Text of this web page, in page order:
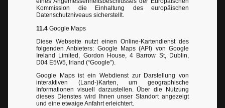
Kommission die Einhaltung des europäischen
Datenschutzniveaus sicherstellt.
11.4 Google Maps
Diese Webseite nutzt einen Online-Kartendienst des
folgenden Anbieters: Google Maps (API) von Google
Ireland Limited, Gordon House, 4 Barrow St, Dublin,
D04 E5W5, Irland (“Google”).
Google Maps ist ein Webdienst zur Darstellung von
interaktiven (Land-)Karten, um geographische
Informationen visuell darzustellen. Über die Nutzung
dieses Dienstes wird Ihnen unser Standort angezeigt
und eine etwaige Anfahrt erleichtert.